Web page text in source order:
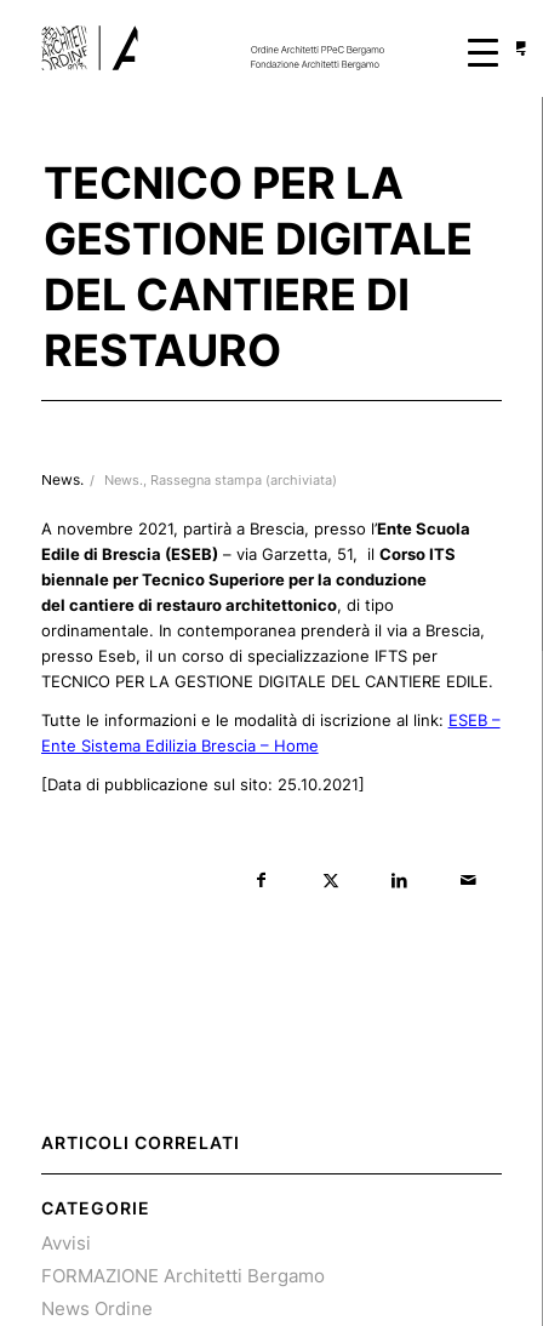
TECNICO PER LA
GESTIONE DIGITALE
DEL CANTIERE DI
RESTAURO
News. / News., Rassegna stampa (archiviata)
A novembre 2021, partirà a Brescia, presso l’Ente Scuola
Edile di Brescia (ESEB) – via Garzetta, 51, il Corso ITS
biennale per Tecnico Superiore per la conduzione
del cantiere di restauro architettonico, di tipo
ordinamentale. In contemporanea prenderà il via a Brescia,
presso Eseb, il un corso di specializzazione IFTS per
TECNICO PER LA GESTIONE DIGITALE DEL CANTIERE EDILE.
Tutte le informazioni e le modalità di iscrizione al link: ESEB –
Ente Sistema Edilizia Brescia – Home
[Data di pubblicazione sul sito: 25.10.2021]
ARTICOLI CORRELATI
CATEGORIE
Avvisi
FORMAZIONE Architetti Bergamo
News Ordine